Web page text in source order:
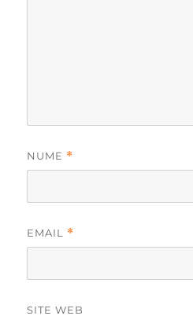
NUME *
EMAIL *
SITE WEB